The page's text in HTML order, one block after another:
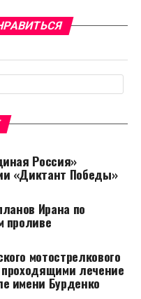
прозвучало
Сновиц отвечает
с
маршрут 53,
компания сейчас
людей.
компания-
лишних
по микрорайону
после ремонта
Россия»
«Диктант Победы»
Ирана по
проливе
мотострелкового
лечение
имени Бурденко